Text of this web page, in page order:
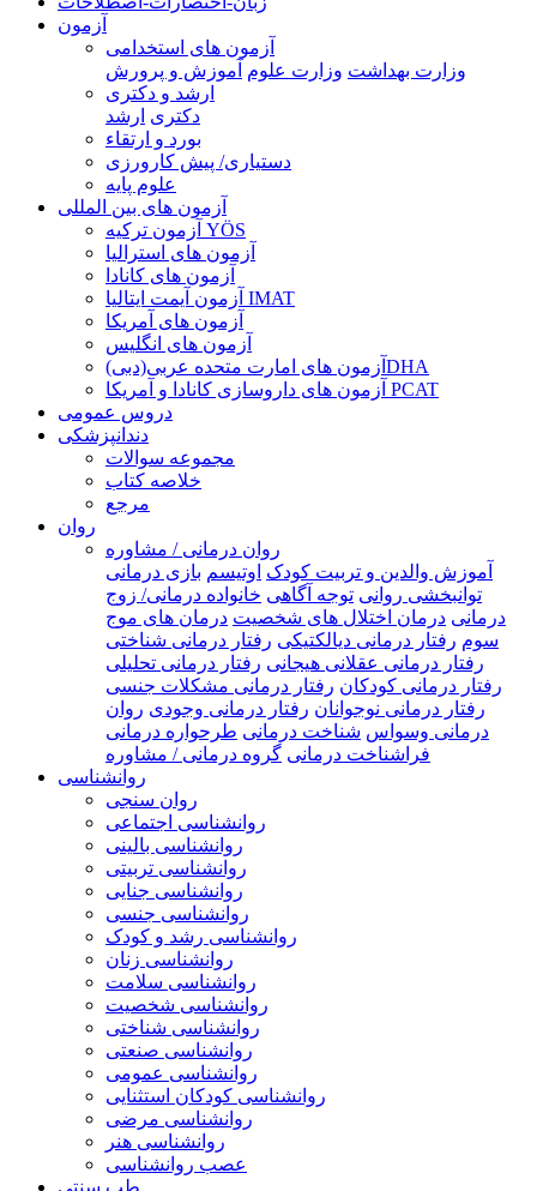
آزمون
آزمون های استخدامی
وزارت بهداشت وزارت علوم آموزش و پرورش
ارشد و دکتری
دکتری ارشد
بورد و ارتقاء
دستیاری/ پیش کارورزی
علوم پایه
آزمون های بین المللی
آزمون تركيه YÖS
آزمون های استرالیا
آزمون های کانادا
آزمون آیمت ایتالیا IMAT
آزمون های آمریکا
آزمون های انگلیس
آزمون های امارت متحده عربی(دبی)DHA
آزمون های داروسازی کانادا و آمریکا PCAT
دروس عمومی
دندانپزشکی
مجموعه سوالات
خلاصه کتاب
مرجع
روان
روان درمانی / مشاوره
آموزش والدین و تربیت کودک اوتیسم بازی درمانی
توانبخشی روانی توجه آگاهی خانواده درمانی/ زوج
درمانی درمان اختلال های شخصیت درمان های موج
سوم رفتار درمانی دیالکتیکی رفتار درمانی شناختی
رفتار درمانی عقلانی هیجانی رفتار درمانی تحلیلی
رفتار درمانی کودکان رفتار درمانی مشکلات جنسی
رفتار درمانی نوجوانان رفتار درمانی وجودی روان
درمانی وسواس شناخت درمانی طرحواره درمانی
فراشناخت درمانی گروه درمانی / مشاوره
روانشناسی
روان سنجی
روانشناسی اجتماعی
روانشناسی بالینی
روانشناسی تربیتی
روانشناسی جنایی
روانشناسی جنسی
روانشناسی رشد و کودک
روانشناسی زنان
روانشناسی سلامت
روانشناسی شخصیت
روانشناسی شناختی
روانشناسی صنعتی
روانشناسی عمومی
روانشناسی کودکان استثنایی
روانشناسی مرضی
روانشناسی هنر
عصب روانشناسی
طب سنتی